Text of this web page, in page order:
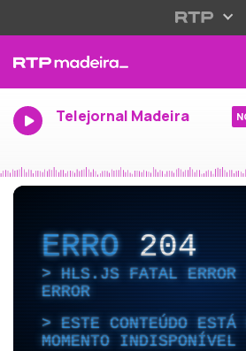
Telejornal Madeira
ERRO204
HLS.JS FATAL ERROR
ERROR
ESTE CONTEÚDO ESTÁ
MOMENTO INDISPONÍVEL